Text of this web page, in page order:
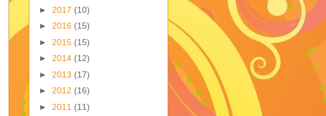
► 2017 (10)
► 2016 (15)
► 2015 (15)
► 2014 (12)
► 2013 (17)
► 2012 (16)
► 2011 (11)